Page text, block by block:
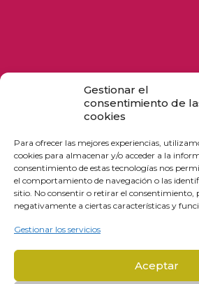
Gestionar el
consentimiento de
cookies
Para ofrecer las mejores experiencias,
cookies para almacenar y/o acceder a la
consentimiento de estas tecnologías nos
el comportamiento de navegación o las
sitio. No consentir o retirar el consentimiento,
negativamente a ciertas características y
Gestionar los servicios
Aceptar
© 2026 derechupetezaragoza.es |